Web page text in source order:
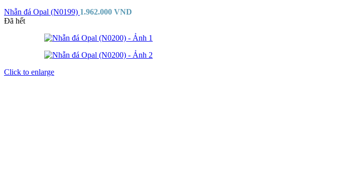
Nhẫn đá Opal (N0199) 1.962.000 VND
Đã hết
Click to enlarge